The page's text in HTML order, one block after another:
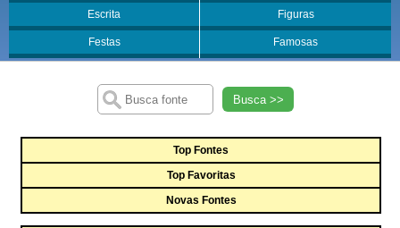
Escrita Figuras
Festas Famosas
Busca >>
Top Fontes
Top Favoritas
Novas Fontes